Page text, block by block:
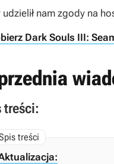
udzielił nam zgody na
Dark Souls III:
treści: